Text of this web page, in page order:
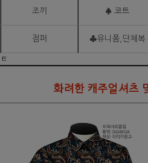
조끼 ♠ 코트
점퍼 ♣유니폼,단체복
ㅌ
화려한 캐주얼셔츠